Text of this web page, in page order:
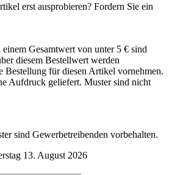
erst ausprobieren? Fordern Sie ein
Gesamtwert von unter 5 € sind
diesem Bestellwert werden
Bestellung für diesen Artikel vornehmen.
Aufdruck geliefert. Muster sind nicht
sind Gewerbetreibenden vorbehalten.
13. August 2026